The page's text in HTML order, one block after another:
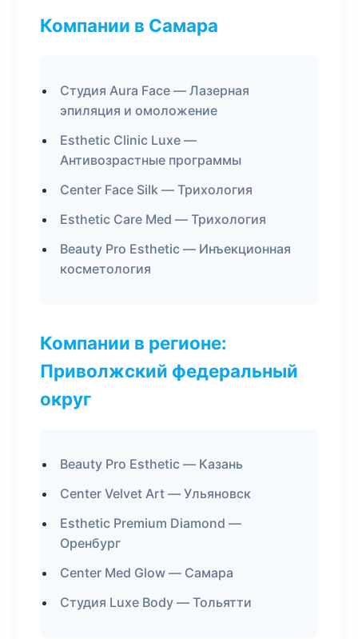
Компании в Самара
Студия Aura Face — Лазерная
эпиляция и омоложение
Esthetic Clinic Luxe —
Антивозрастные программы
Center Face Silk — Трихология
Esthetic Care Med — Трихология
Beauty Pro Esthetic — Инъекционная
косметология
Компании в регионе:
Приволжский федеральный
округ
Beauty Pro Esthetic — Казань
Center Velvet Art — Ульяновск
Esthetic Premium Diamond —
Оренбург
Center Med Glow — Самара
Студия Luxe Body — Тольятти